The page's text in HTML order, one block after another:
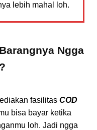
lebih mahal loh.
Ngga
fasilitas COD
bisa bayar ketika
loh. Jadi ngga